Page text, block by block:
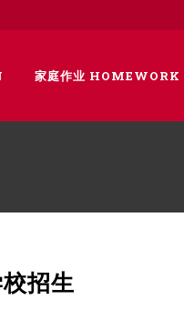
家庭作业 HOMEWORK
招生